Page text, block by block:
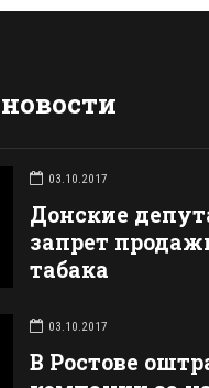
03.10.2017
Донские
запрет
табака
03.10.2017
В Ростове